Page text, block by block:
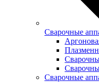
Сварочные
Сварочные